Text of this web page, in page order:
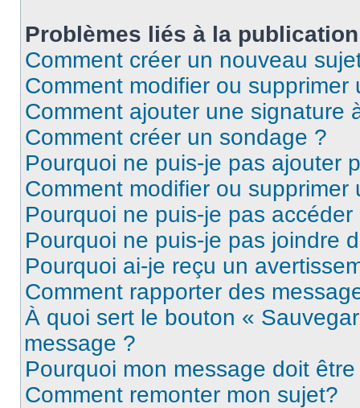
Problèmes liés à la
Comment créer un nouveau
Comment modifier ou supprimer
Comment ajouter une signature
Comment créer un sondage ?
Pourquoi ne puis-je pas ajouter
Comment modifier ou supprimer
Pourquoi ne puis-je pas
Pourquoi ne puis-je pas joindre
Pourquoi ai-je reçu un
Comment rapporter des
À quoi sert le bouton «
message ?
Pourquoi mon message doit
Comment remonter mon sujet?